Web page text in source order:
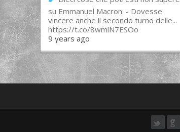
su Emmanuel Macron: - Dovesse
vincere anche il secondo turno delle...
https://t.co/8wmlN7ESOo
9 years ago